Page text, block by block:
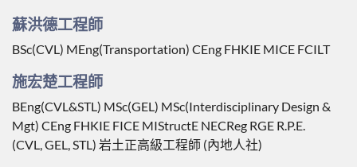
蘇洪德工程師
BSc(CVL) MEng(Transportation) CEng FHKIE MICE FCILT
施宏楚工程師
BEng(CVL&STL) MSc(GEL) MSc(Interdisciplinary Design &
Mgt) CEng FHKIE FICE MIStructE NECReg RGE R.P.E.
(CVL, GEL, STL) 岩土正高級工程師 (內地人社)